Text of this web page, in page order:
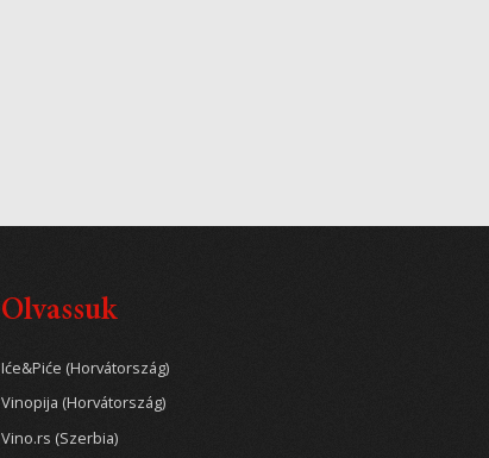
Olvassuk
Iće&Piće (Horvátország)
Vinopija (Horvátország)
Vino.rs (Szerbia)